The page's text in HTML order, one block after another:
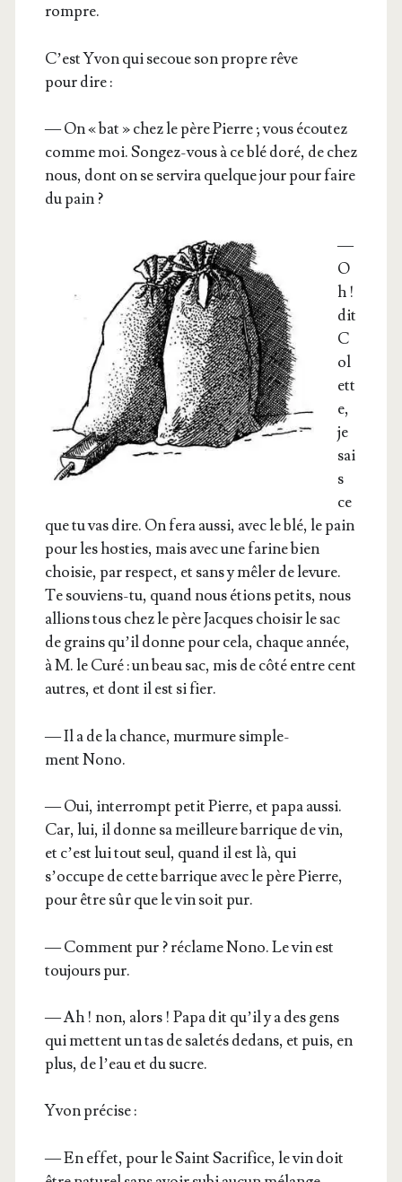
rompre.
C’est Yvon qui secoue son propre rêve
pour dire :
— On « bat » chez le père Pierre ; vous écou­tez
comme moi. Son­gez-vous à ce blé doré, de chez
nous, dont on se ser­vi­ra quelque jour pour faire
du pain ?
—
O
h !
dit
C
ol
ett
e,
je
sai
s
ce
que tu vas dire. On fera aus­si, avec le blé, le pain
pour les hos­ties, mais avec une farine bien
choi­sie, par res­pect, et sans y mêler de levure.
Te sou­viens-tu, quand nous étions petits, nous
allions tous chez le père Jacques choi­sir le sac
de grains qu’il donne pour cela, chaque année,
à M. le Curé : un beau sac, mis de côté entre cent
autres, et dont il est si fier.
— Il a de la chance, mur­mure sim­ple­
ment Nono.
— Oui, inter­rompt petit Pierre, et papa aus­si.
Car, lui, il donne sa meilleure bar­rique de vin,
et c’est lui tout seul, quand il est là, qui
s’occupe de cette bar­rique avec le père Pierre,
pour être sûr que le vin soit pur.
— Com­ment pur ? réclame Nono. Le vin est
tou­jours pur.
— Ah ! non, alors ! Papa dit qu’il y a des gens
qui mettent un tas de sale­tés dedans, et puis, en
plus, de l’eau et du sucre.
Yvon pré­cise :
— En effet, pour le Saint Sacri­fice, le vin doit